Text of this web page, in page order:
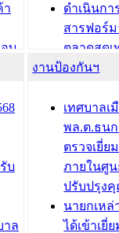
บทความ อื่นๆ ...
า
บ
ดำเนินกา
สารฟอร์
ตลาดสดเ
วารินชำร
ถนนแก่เ
เด็กเล็ก
เทศบาลเ
ปรึกษาห
วัยของอ
บทความ อื่นๆ ...
บ
าล
งานป้องกันฯ
เทศบาลเ
พล.ต.ธน
ตรวจเยี่ย
ภายในศู
ปรับปรุง
นายกเห
ได้เข้าเยี่